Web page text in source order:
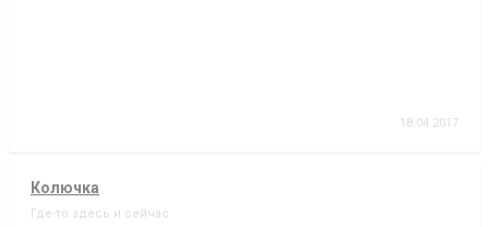
18.04.2017
Колючка
Где-то здесь и сейчас